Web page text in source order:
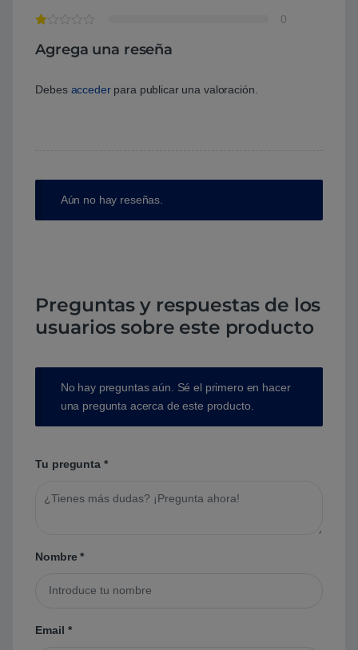
0
Agrega una reseña
Debes accederpara publicar una valoración.
Aún no hay reseñas.
Preguntas y respuestas de los
usuarios sobre este producto
No hay preguntas aún. Sé el primero en hacer
una pregunta acerca de este producto.
Tu pregunta *
Nombre*
Email *